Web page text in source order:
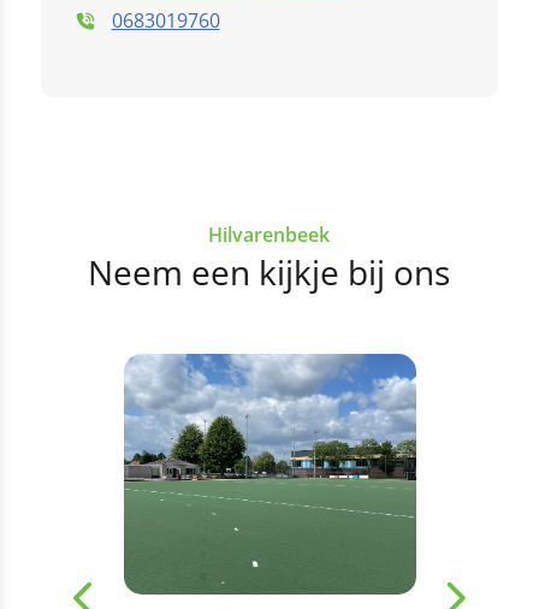
0683019760
Hilvarenbeek
Neem een kijkje bij ons